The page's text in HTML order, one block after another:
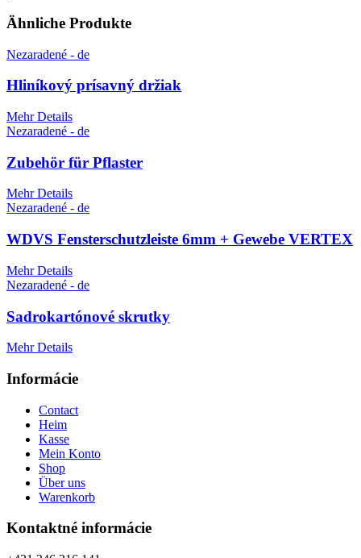
Ähnliche Produkte
Nezaradené - de
Hliníkový prísavný držiak
Mehr Details
Nezaradené - de
Zubehör für Pflaster
Mehr Details
Nezaradené - de
WDVS Fensterschutzleiste 6mm + Gewebe VERTEX
Mehr Details
Nezaradené - de
Sadrokartónové skrutky
Mehr Details
Informácie
Contact
Heim
Kasse
Mein Konto
Shop
Über uns
Warenkorb
Kontaktné informácie